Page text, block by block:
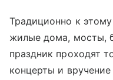
Традиционно к
жилые дома, мосты,
праздник проходят
концерты и